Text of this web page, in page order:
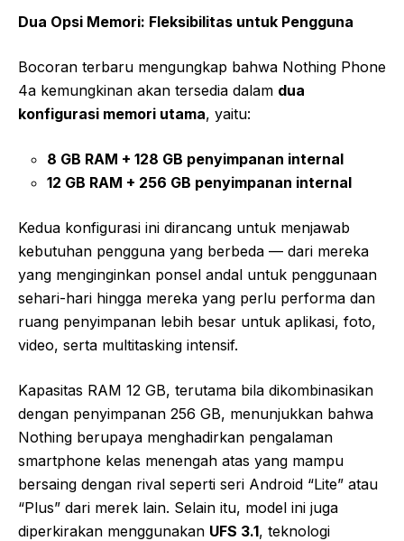
Dua Opsi Memori: Fleksibilitas untuk Pengguna
Bocoran terbaru mengungkap bahwa Nothing Phone
4a kemungkinan akan tersedia dalam dua
konfigurasi memori utama, yaitu:
8 GB RAM + 128 GB penyimpanan internal
12 GB RAM + 256 GB penyimpanan internal
Kedua konfigurasi ini dirancang untuk menjawab
kebutuhan pengguna yang berbeda — dari mereka
yang menginginkan ponsel andal untuk penggunaan
sehari-hari hingga mereka yang perlu performa dan
ruang penyimpanan lebih besar untuk aplikasi, foto,
video, serta multitasking intensif.
Kapasitas RAM 12 GB, terutama bila dikombinasikan
dengan penyimpanan 256 GB, menunjukkan bahwa
Nothing berupaya menghadirkan pengalaman
smartphone kelas menengah atas yang mampu
bersaing dengan rival seperti seri Android “Lite” atau
“Plus” dari merek lain. Selain itu, model ini juga
diperkirakan menggunakan UFS 3.1, teknologi